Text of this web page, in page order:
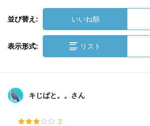
並び替え: いいね順
表示形式: リスト
キじばと。。さん
3